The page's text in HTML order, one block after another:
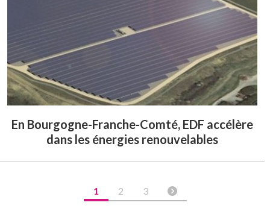
En Bourgogne-Franche-Comté, EDF accélère
dans les énergies renouvelables
1 2 3